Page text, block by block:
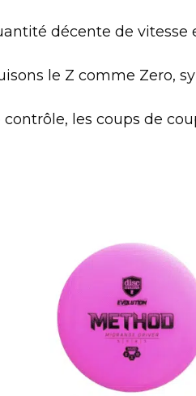
décente de vitesse
le Z comme Zero,
les coups de